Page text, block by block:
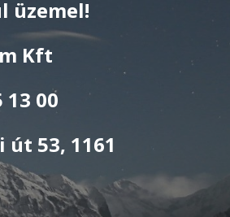
üzemel!
Kft
13 00
út 53, 1161